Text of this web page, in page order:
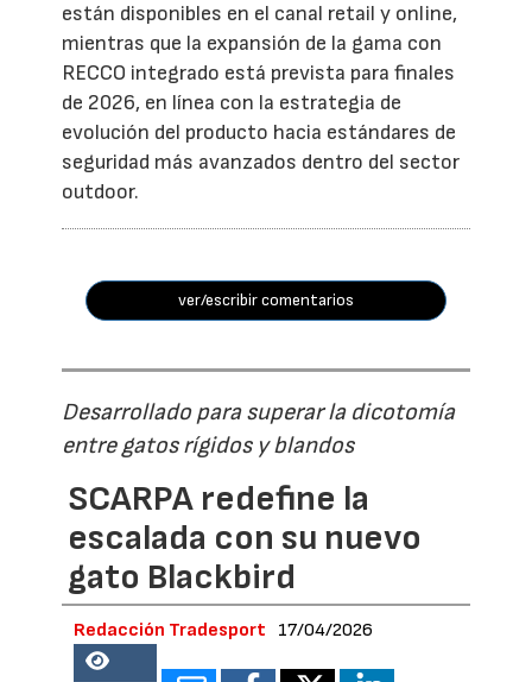
están disponibles en el canal retail y online,
mientras que la expansión de la gama con
RECCO integrado está prevista para finales
de 2026, en línea con la estrategia de
evolución del producto hacia estándares de
seguridad más avanzados dentro del sector
outdoor.
ver/escribir comentarios
Desarrollado para superar la dicotomía
entre gatos rígidos y blandos
SCARPA redefine la
escalada con su nuevo
gato Blackbird
Redacción Tradesport 17/04/2026